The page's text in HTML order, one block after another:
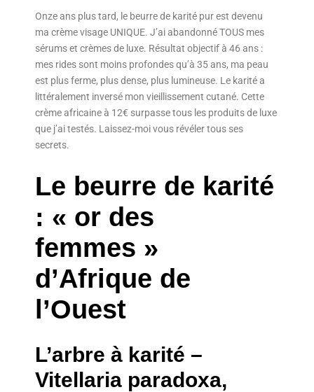
Onze ans plus tard, le beurre de karité pur est devenu
ma crème visage UNIQUE. J’ai abandonné TOUS mes
sérums et crèmes de luxe. Résultat objectif à 46 ans :
mes rides sont moins profondes qu’à 35 ans, ma peau
est plus ferme, plus dense, plus lumineuse. Le karité a
littéralement inversé mon vieillissement cutané. Cette
crème africaine à 12€ surpasse tous les produits de luxe
que j’ai testés. Laissez-moi vous révéler tous ses
secrets.
Le beurre de karité
: « or des
femmes »
d’Afrique de
l’Ouest
L’arbre à karité –
Vitellaria paradoxa,